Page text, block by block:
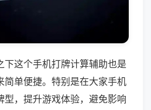
下这个手机打牌计算辅助也是
简单便捷。特别是在大家手机
型，提升游戏体验，避免影响